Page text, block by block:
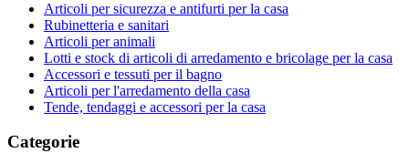
Articoli per sicurezza e antifurti per la casa
Rubinetteria e sanitari
Articoli per animali
Lotti e stock di articoli di arredamento e bricolage per la casa
Accessori e tessuti per il bagno
Articoli per l'arredamento della casa
Tende, tendaggi e accessori per la casa
Categorie